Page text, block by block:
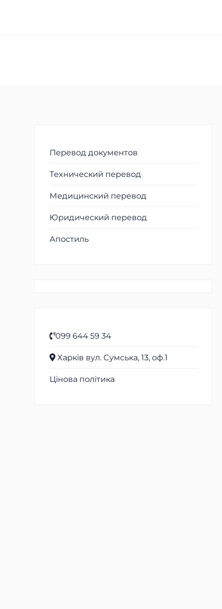
Перевод документов
Технический перевод
Медицинский перевод
Юридический перевод
Апостиль
099 644 59 34
Харків вул. Сумська, 13, оф.1
Цінова політика